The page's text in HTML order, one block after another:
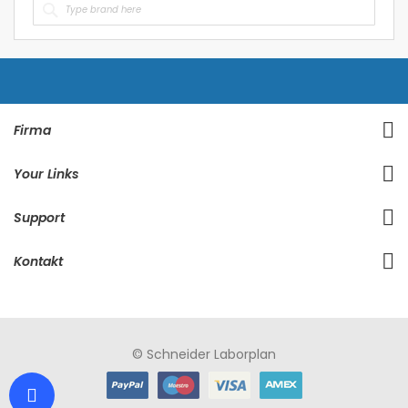
Firma
Your Links
Support
Kontakt
© Schneider Laborplan